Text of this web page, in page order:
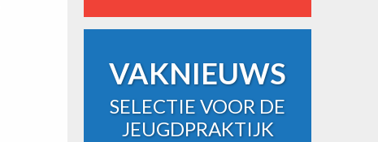
VAKNIEUWS
SELECTIE VOOR DE
JEUGDPRAKTIJK